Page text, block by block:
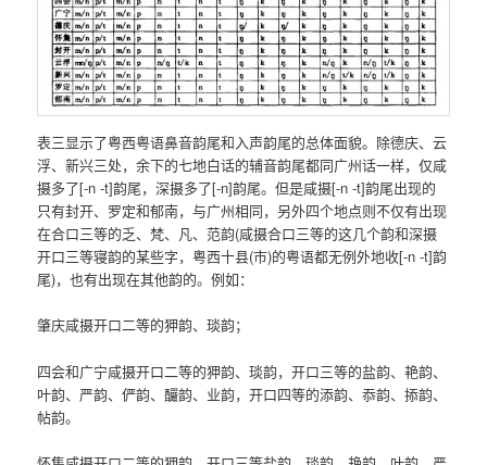
表三显示了粤西粤语鼻音韵尾和入声韵尾的总体面貌。除德庆、云
浮、新兴三处，余下的七地白话的辅音韵尾都同广州话一样，仅咸
摄多了[-n -t]韵尾，深摄多了[-n]韵尾。但是咸摄[-n -t]韵尾出现的
只有封开、罗定和郁南，与广州相同，另外四个地点则不仅有出现
在合口三等的乏、梵、凡、范韵(咸摄合口三等的这几个韵和深摄
开口三等寝韵的某些字，粤西十县(市)的粤语都无例外地收[-n -t]韵
尾)，也有出现在其他韵的。例如：
肇庆咸摄开口二等的狎韵、琰韵；
四会和广宁咸摄开口二等的狎韵、琰韵，开口三等的盐韵、艳韵、
叶韵、严韵、俨韵、釅韵、业韵，开口四等的添韵、忝韵、掭韵、
帖韵。